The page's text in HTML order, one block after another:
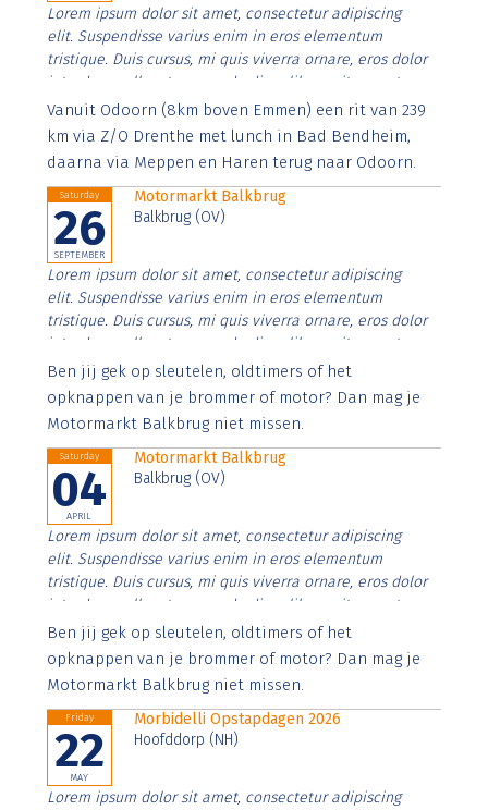
Lorem ipsum dolor sit amet, consectetur adipiscing
elit. Suspendisse varius enim in eros elementum
tristique. Duis cursus, mi quis viverra ornare, eros dolor
interdum nulla, ut commodo diam libero vitae erat.
Aenean faucibus nibh et justo cursus id rutrum lorem
imperdiet. Nunc ut sem vitae risus tristique posuere.
Vanuit Odoorn (8km boven Emmen) een rit van 239
km via Z/O Drenthe met lunch in Bad Bendheim,
daarna via Meppen en Haren terug naar Odoorn.
Saturday
26
SEPTEMBER
Motormarkt Balkbrug
Balkbrug (OV)
Lorem ipsum dolor sit amet, consectetur adipiscing
elit. Suspendisse varius enim in eros elementum
tristique. Duis cursus, mi quis viverra ornare, eros dolor
interdum nulla, ut commodo diam libero vitae erat.
Aenean faucibus nibh et justo cursus id rutrum lorem
imperdiet. Nunc ut sem vitae risus tristique posuere.
Ben jij gek op sleutelen, oldtimers of het
opknappen van je brommer of motor? Dan mag je
Motormarkt Balkbrug niet missen.
Saturday
04
APRIL
Motormarkt Balkbrug
Balkbrug (OV)
Lorem ipsum dolor sit amet, consectetur adipiscing
elit. Suspendisse varius enim in eros elementum
tristique. Duis cursus, mi quis viverra ornare, eros dolor
interdum nulla, ut commodo diam libero vitae erat.
Aenean faucibus nibh et justo cursus id rutrum lorem
imperdiet. Nunc ut sem vitae risus tristique posuere.
Ben jij gek op sleutelen, oldtimers of het
opknappen van je brommer of motor? Dan mag je
Motormarkt Balkbrug niet missen.
Friday
22
MAY
Morbidelli Opstapdagen 2026
Hoofddorp (NH)
Lorem ipsum dolor sit amet, consectetur adipiscing